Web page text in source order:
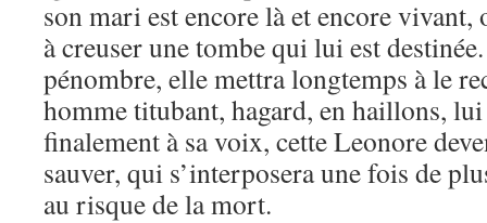
son mari est encore là et encore vivant,
à creuser une tombe qui lui est
pénombre, elle mettra longtemps à le
homme titubant, hagard, en haillons,
finalement à sa voix, cette Leonore
sauver, qui s’interposera une fois de
au risque de la mort.